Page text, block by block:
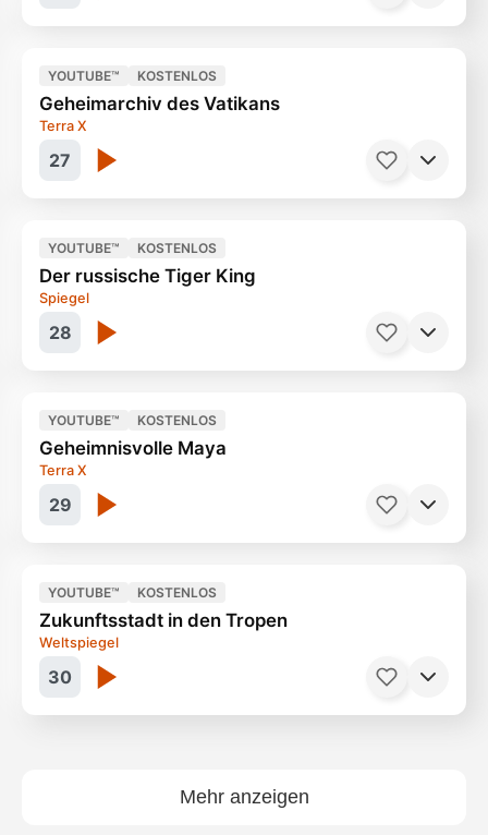
Tod bei Nacht
27
YOUTUBE™ KOSTENLOS
Geheimarchiv des Vatikans
Terra X
Papst Pius XII. und der Holocaust
28
YOUTUBE™ KOSTENLOS
Der russische Tiger King
Spiegel
Kuscheln mit Raubkatzen
29
YOUTUBE™ KOSTENLOS
Geheimnisvolle Maya
Terra X
Söhne der Sonne
30
YOUTUBE™ KOSTENLOS
Zukunftsstadt in den Tropen
Weltspiegel
29 Minuten
Mehr anzeigen